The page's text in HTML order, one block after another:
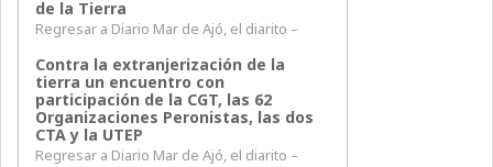
de la Tierra
Regresar a Diario Mar de Ajó, el diarito –
Contra la extranjerización de la
tierra un encuentro con
participación de la CGT, las 62
Organizaciones Peronistas, las dos
CTA y la UTEP
Regresar a Diario Mar de Ajó, el diarito –